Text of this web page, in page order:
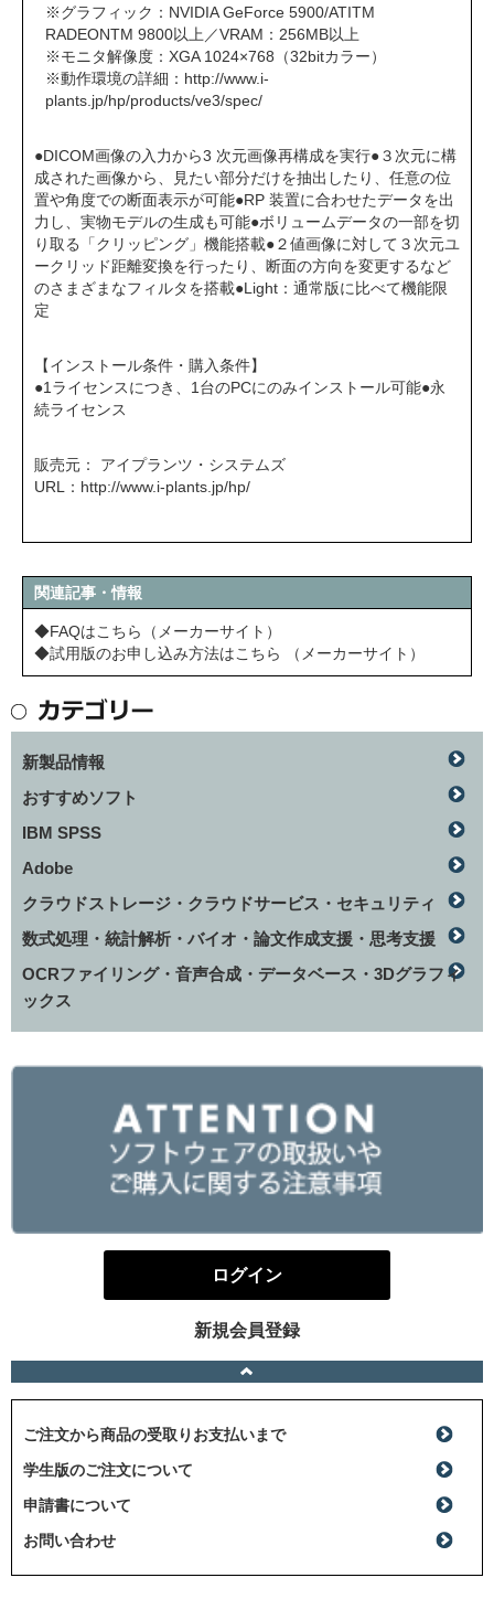
※グラフィック：NVIDIA GeForce 5900/ATITM
RADEONTM 9800以上／VRAM：256MB以上
※モニタ解像度：XGA 1024×768（32bitカラー）
※動作環境の詳細： http://www.i-
plants.jp/hp/products/ve3/spec/
●DICOM画像の入力から3 次元画像再構成を実行●３次元に構
成された画像から、見たい部分だけを抽出したり、任意の位
置や角度での断面表示が可能●RP 装置に合わせたデータを出
力し、実物モデルの生成も可能●ボリュームデータの一部を切
り取る「クリッピング」機能搭載●２値画像に対して３次元ユ
ークリッド距離変換を行ったり、断面の方向を変更するなど
のさまざまなフィルタを搭載●Light：通常版に比べて機能限
定
【インストール条件・購入条件】
●1ライセンスにつき、1台のPCにのみインストール可能●永
続ライセンス
販売元： アイプランツ・システムズ
URL： http://www.i-plants.jp/hp/
関連記事・情報
◆FAQはこちら（メーカーサイト）
◆試用版のお申し込み方法はこちら （メーカーサイト）
新製品情報
おすすめソフト
IBM SPSS
Adobe
クラウドストレージ・クラウドサービス・セキュリティ
数式処理・統計解析・バイオ・論文作成支援・思考支援
OCRファイリング・音声合成・データベース・3Dグラフィ
ックス
ログイン
新規会員登録
ご注文から商品の受取りお支払いまで
学生版のご注文について
申請書について
お問い合わせ